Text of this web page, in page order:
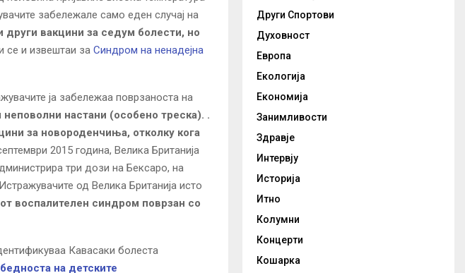
забележале само еден случај на
други вакцини за седум болести, но
се и извештаи за Синдром на ненадејна
ја забележаа поврзаноста на
настани (особено треска). .
за новороденчиња, отколку кога
2015 година, Велика Британија
три дози на Бексаро, на
од Велика Британија исто
воспалителен синдром поврзан со
Кавасаки болеста
на детските
Други Спортови
Духовност
Европа
Екологија
Економија
Занимливости
Здравје
Интервју
Историја
Итно
Колумни
Концерти
Кошарка